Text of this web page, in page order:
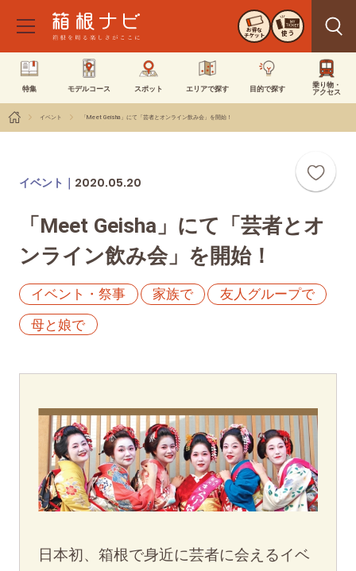
お得な
チケット 使う
特集 モデルコース スポット エリアで探す 目的で探す
乗り物・
アクセス
イベント 「Meet Geisha」にて「芸者とオンライン飲み会」を開始！
イベント｜ 2020.05.20
「Meet Geisha」にて「芸者とオ
ンライン飲み会」を開始！
イベント・祭事 家族で
友人グループで
母と娘で
日本初、箱根で身近に芸者に会えるイベ